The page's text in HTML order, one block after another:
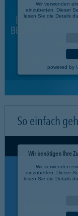
Wir verwenden
einzubetten. Dieser
lesen Sie die Details
powered by
So einfach
Wir benötigen Ihre
Wir verwenden
einzubetten. Dieser
lesen Sie die Details